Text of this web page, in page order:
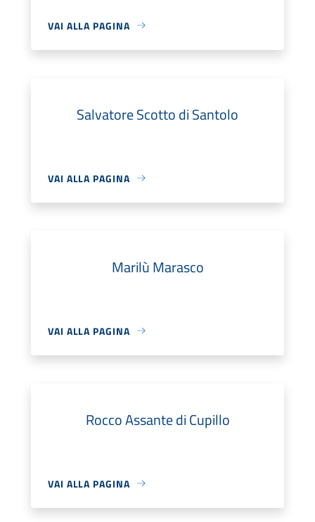
VAI ALLA PAGINA
Salvatore Scotto di Santolo
VAI ALLA PAGINA
Marilù Marasco
VAI ALLA PAGINA
Rocco Assante di Cupillo
VAI ALLA PAGINA